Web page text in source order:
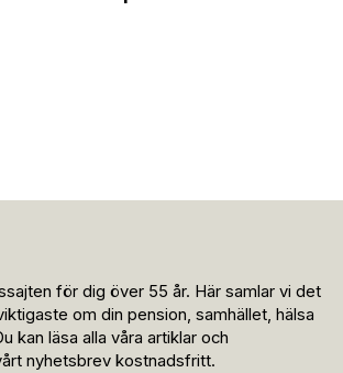
för dig över 55 år. Här samlar vi det
om din pension, samhället, hälsa
kan läsa alla våra artiklar och
nyhetsbrev kostnadsfritt.